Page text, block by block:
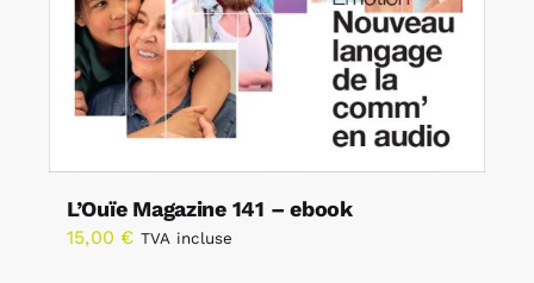
L’Ouïe Magazine 141 – ebook
15,00 € TVA incluse